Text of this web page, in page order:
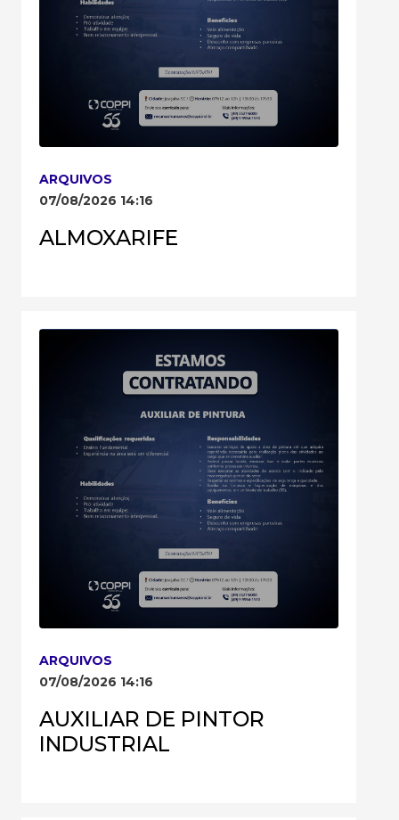
ARQUIVOS
07/08/2026 14:16
ALMOXARIFE
ARQUIVOS
07/08/2026 14:16
AUXILIAR DE PINTOR
INDUSTRIAL